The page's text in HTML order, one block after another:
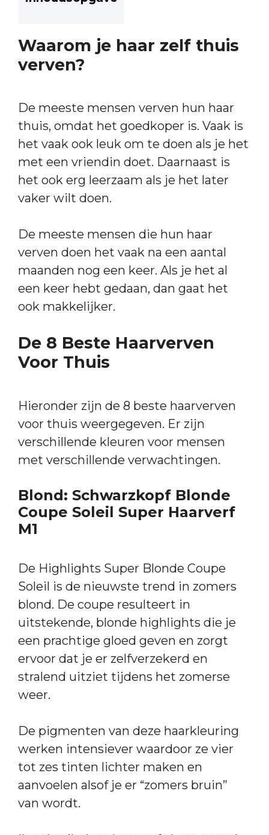
Waarom je haar zelf thuis
verven?
De meeste mensen verven hun haar
thuis, omdat het goedkoper is. Vaak is
het vaak ook leuk om te doen als je het
met een vriendin doet. Daarnaast is
het ook erg leerzaam als je het later
vaker wilt doen.
De meeste mensen die hun haar
verven doen het vaak na een aantal
maanden nog een keer. Als je het al
een keer hebt gedaan, dan gaat het
ook makkelijker.
De 8 Beste Haarverven
Voor Thuis
Hieronder zijn de 8 beste haarverven
voor thuis weergegeven. Er zijn
verschillende kleuren voor mensen
met verschillende verwachtingen.
Blond: Schwarzkopf Blonde
Coupe Soleil Super Haarverf
M1
De Highlights Super Blonde Coupe
Soleil is de nieuwste trend in zomers
blond. De coupe resulteert in
uitstekende, blonde highlights die je
een prachtige gloed geven en zorgt
ervoor dat je er zelfverzekerd en
stralend uitziet tijdens het zomerse
weer.
De pigmenten van deze haarkleuring
werken intensiever waardoor ze vier
tot zes tinten lichter maken en
aanvoelen alsof je er “zomers bruin”
van wordt.